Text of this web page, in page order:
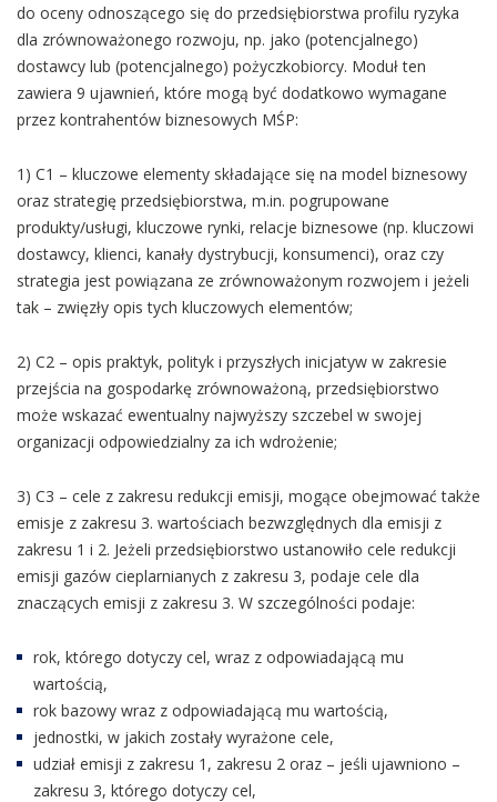
do oceny odnoszącego się do przedsiębiorstwa profilu ryzyka
dla zrównoważonego rozwoju, np. jako (potencjalnego)
dostawcy lub (potencjalnego) pożyczkobiorcy. Moduł ten
zawiera 9 ujawnień, które mogą być dodatkowo wymagane
przez kontrahentów biznesowych MŚP:
1) C1 – kluczowe elementy składające się na model biznesowy
oraz strategię przedsiębiorstwa, m.in. pogrupowane
produkty/usługi, kluczowe rynki, relacje biznesowe (np. kluczowi
dostawcy, klienci, kanały dystrybucji, konsumenci), oraz czy
strategia jest powiązana ze zrównoważonym rozwojem i jeżeli
tak – zwięzły opis tych kluczowych elementów;
2) C2 – opis praktyk, polityk i przyszłych inicjatyw w zakresie
przejścia na gospodarkę zrównoważoną, przedsiębiorstwo
może wskazać ewentualny najwyższy szczebel w swojej
organizacji odpowiedzialny za ich wdrożenie;
3) C3 – cele z zakresu redukcji emisji, mogące obejmować także
emisje z zakresu 3. wartościach bezwzględnych dla emisji z
zakresu 1 i 2. Jeżeli przedsiębiorstwo ustanowiło cele redukcji
emisji gazów cieplarnianych z zakresu 3, podaje cele dla
znaczących emisji z zakresu 3. W szczególności podaje:
rok, którego dotyczy cel, wraz z odpowiadającą mu
wartością,
rok bazowy wraz z odpowiadającą mu wartością,
jednostki, w jakich zostały wyrażone cele,
udział emisji z zakresu 1, zakresu 2 oraz – jeśli ujawniono –
zakresu 3, którego dotyczy cel,